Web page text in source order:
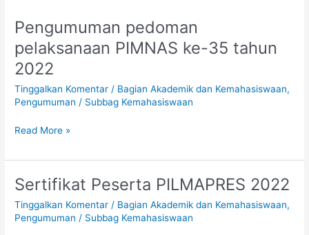
Pengumuman pedoman
pelaksanaan PIMNAS ke-35 tahun
2022
Tinggalkan Komentar / Bagian Akademik dan Kemahasiswaan,
Pengumuman / Subbag Kemahasiswaan
Pengumuman
pedoman
pelaksanaan
PIMNAS
ke-
35
2022
Read More »
Sertifikat Peserta PILMAPRES 2022
Tinggalkan Komentar / Bagian Akademik dan Kemahasiswaan,
Pengumuman / Subbag Kemahasiswaan
Sertifikat
PILMAPRES
2022